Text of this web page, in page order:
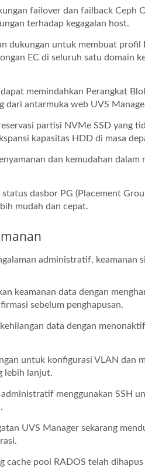
failover dan failback Ceph
terhadap kegagalan host.
dukungan untuk membuat profil
EC di seluruh satu domain
dapat memindahkan Perangkat
dari antarmuka web UVS
partisi NVMe SSD yang
kapasitas HDD di masa
dan kemudahan dalam
dasbor PG (Placement
mudah dan cepat.
administratif, keamanan
keamanan data dengan
sebelum penghapusan.
data dengan
untuk konfigurasi VLAN dan
lebih lanjut.
menggunakan SSH
UVS Manager sekarang
cache pool RADOS telah